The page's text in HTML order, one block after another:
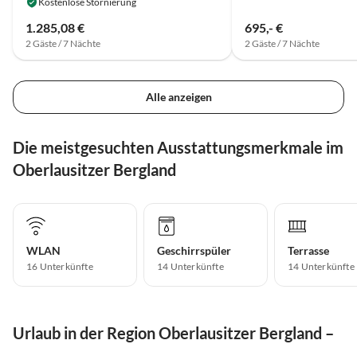
1.285,08 €
2 Gäste / 7 Nächte
695,- €
2 Gäste / 7 Nächte
Alle anzeigen
Die meistgesuchten Ausstattungsmerkmale im
Oberlausitzer Bergland
WLAN
16 Unterkünfte
Geschirrspüler
14 Unterkünfte
Terrasse
14 Unterkünfte
Urlaub in der Region Oberlausitzer Bergland –